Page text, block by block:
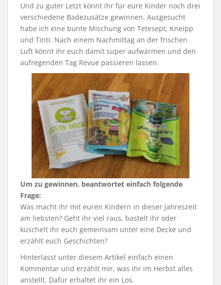
Und zu guter Letzt könnt ihr für eure Kinder noch drei
verschiedene Badezusätze gewinnen. Ausgesucht
habe ich eine bunte Mischung von Tetesept, Kneipp
und Tinti. Nach einem Nachmittag an der frischen
Luft könnt ihr euch damit super aufwärmen und den
aufregenden Tag Revue passieren lassen.
Um zu gewinnen, beantwortet einfach folgende
Frage:
Was macht ihr mit euren Kindern in dieser Jahreszeit
am liebsten? Geht ihr viel raus, bastelt ihr oder
kuschelt ihr euch gemeinsam unter eine Decke und
erzählt euch Geschichten?
Hinterlasst unter diesem Artikel einfach einen
Kommentar und erzählt mir, was ihr im Herbst alles
anstellt. Dafür erhaltet ihr ein Los.